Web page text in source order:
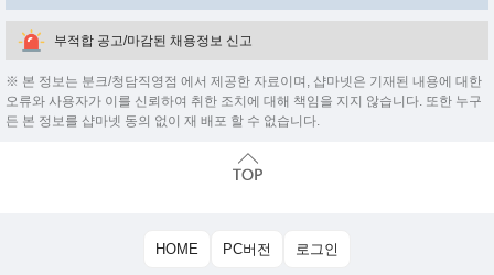
부적합 공고/마감된 채용정보 신고
※ 본 정보는 분크/청담직영점 에서 제공한 자료이며, 샵마넷은 기재된 내용에 대한
오류와 사용자가 이를 신뢰하여 취한 조치에 대해 책임을 지지 않습니다. 또한 누구
든 본 정보를 샵마넷 동의 없이 재 배포 할 수 없습니다.
HOME PC버전 로그인